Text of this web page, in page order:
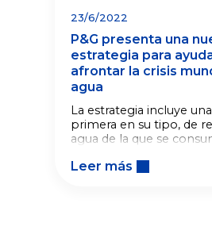
23/6/2022
P&G presenta una
estrategia para
afrontar la crisis
agua
La estrategia incluye
primera en su tipo, de
agua de la que se
dos zonas con gran
Leer más